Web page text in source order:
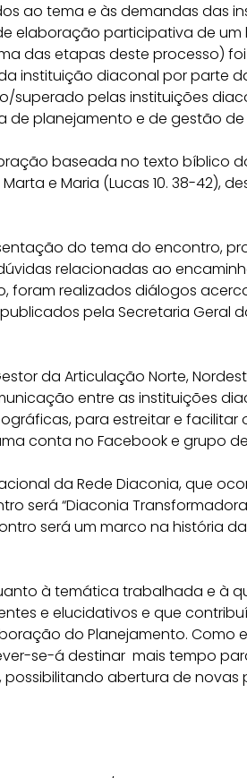
ao tema e às demandas das
elaboração participativa de um
das etapas deste processo)
instituição diaconal por parte
pelas instituições
planejamento e de gestão de
baseada no texto bíblico
e Maria (Lucas 10. 38-42),
do tema do encontro,
relacionadas ao
realizados diálogos
pela Secretaria Geral
da Articulação Norte,
entre as instituições
para estreitar e
conta no Facebook e grupo
da Rede Diaconia, que
será “Diaconia
será um marco na história da
à temática trabalhada e à
e elucidativos e que
do Planejamento. Como
se-á destinar mais tempo
abertura de